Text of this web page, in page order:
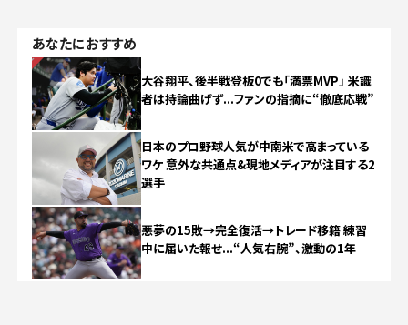
あなたにおすすめ
NEW
大谷翔平、後半戦登板0でも「満票MVP」 米識
者は持論曲げず...ファンの指摘に“徹底応戦”
日本のプロ野球人気が中南米で高まっている
ワケ 意外な共通点&現地メディアが注目する2
選手
悪夢の15敗→完全復活→トレード移籍 練習
中に届いた報せ...“人気右腕”、激動の1年